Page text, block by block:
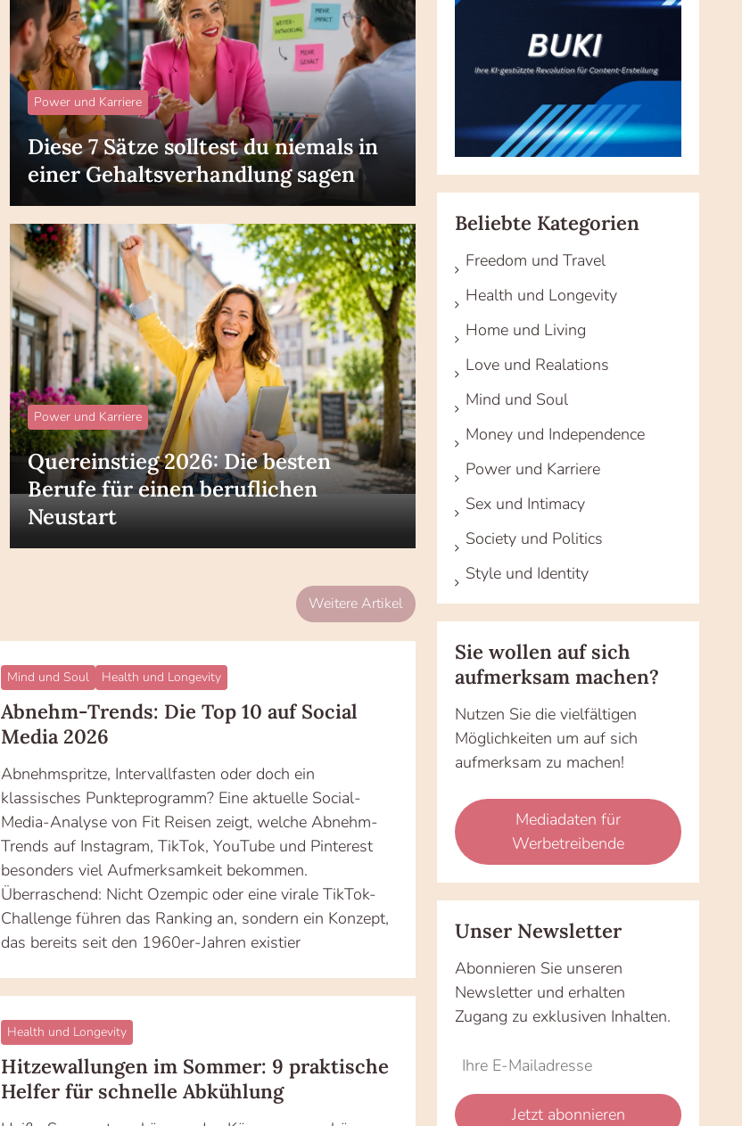
Power und Karriere
Diese 7 Sätze solltest du niemals in
einer Gehaltsverhandlung sagen
Power und Karriere
Quereinstieg 2026: Die besten
Berufe für einen beruflichen
Neustart
Weitere Artikel
Mind und Soul Health und Longevity
Abnehm-Trends: Die Top 10 auf Social
Media 2026
Abnehmspritze, Intervallfasten oder doch ein
klassisches Punkteprogramm? Eine aktuelle Social-
Media-Analyse von Fit Reisen zeigt, welche Abnehm-
Trends auf Instagram, TikTok, YouTube und Pinterest
besonders viel Aufmerksamkeit bekommen.
Überraschend: Nicht Ozempic oder eine virale TikTok-
Challenge führen das Ranking an, sondern ein Konzept,
das bereits seit den 1960er-Jahren existier
Health und Longevity
Hitzewallungen im Sommer: 9 praktische
Helfer für schnelle Abkühlung
Beliebte Kategorien
Freedom und Travel
Health und Longevity
Home und Living
Love und Realations
Mind und Soul
Money und Independence
Power und Karriere
Sex und Intimacy
Society und Politics
Style und Identity
Sie wollen auf sich
aufmerksam machen?
Nutzen Sie die vielfältigen
Möglichkeiten um auf sich
aufmerksam zu machen!
Mediadaten für
Werbetreibende
Unser Newsletter
Abonnieren Sie unseren
Newsletter und erhalten
Zugang zu exklusiven Inhalten.
Do
fill
*Ihre
Mailadresse:Jetzt abonnieren